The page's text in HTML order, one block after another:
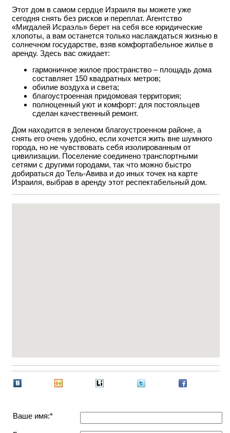
Этот дом в самом сердце Израиля вы можете уже
сегодня снять без рисков и переплат. Агентство
«Мигдалей Исраэль» берет на себя все юридические
хлопоты, а вам останется только наслаждаться жизнью в
солнечном государстве, взяв комфортабельное жилье в
аренду. Здесь вас ожидает:
гармоничное жилое пространство – площадь дома
составляет 150 квадратных метров;
обилие воздуха и света;
благоустроенная придомовая территория;
полноценный уют и комфорт: для постояльцев
сделан качественный ремонт.
Дом находится в зеленом благоустроенном районе, а
снять его очень удобно, если хочется жить вне шумного
города, но не чувствовать себя изолированным от
цивилизации. Поселение соединено транспортными
сетями с другими городами, так что можно быстро
добираться до Тель-Авива и до иных точек на карте
Израиля, выбрав в аренду этот респектабельный дом.
Ваше имя:*